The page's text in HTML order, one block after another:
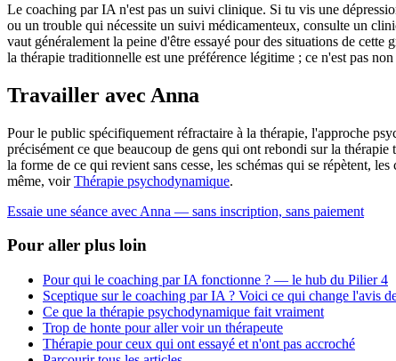
Le coaching par IA n'est pas un suivi clinique. Si tu vis une
ou un trouble qui nécessite un suivi médicamenteux, consulte un
vaut généralement la peine d'être essayé pour des situations de
la thérapie traditionnelle est une préférence légitime ; ce n'est pas
Travailler avec Anna
Pour le public spécifiquement réfractaire à la thérapie, l'approche
précisément ce que beaucoup de gens qui ont rebondi sur la
la forme de ce qui revient sans cesse, les schémas qui se répètent,
même, voirThérapie psychodynamique.
Essaie une séance avec Anna — sans inscription, sans paiement
Pour aller plus loin
Pour qui le coaching par IA fonctionne ? — le hub du Pilier 4
Sceptique sur le coaching par IA ? Voici ce qui change l'avis
Ce que la thérapie psychodynamique fait vraiment
Trop de honte pour aller voir un thérapeute
Thérapie pour ceux qui ont essayé et n'ont pas accroché